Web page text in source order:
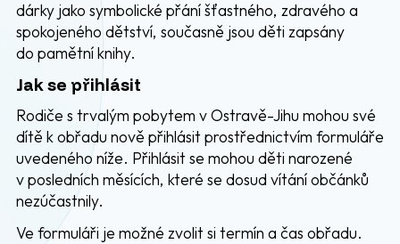
dárky jako symbolické přání šťastného, zdravého a
spokojeného dětství, současně jsou děti zapsány
do pamětní knihy.
Jak se přihlásit
Rodiče s trvalým pobytem v Ostravě-Jihu mohou své
dítě k obřadu nově přihlásit prostřednictvím formuláře
uvedeného níže. Přihlásit se mohou děti narozené
v posledních měsících, které se dosud vítání občánků
nezúčastnily.
Ve formuláři je možné zvolit si termín a čas obřadu.